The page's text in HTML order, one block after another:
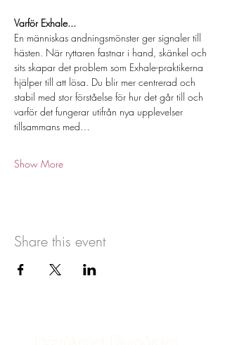
Varför Exhale...
En människas andningsmönster ger signaler till
hästen. När ryttaren fastnar i hand, skänkel och
sits skapar det problem som Exhale-praktikerna
hjälper till att lösa. Du blir mer centrerad och
stabil med stor förståelse för hur det går till och
varför det fungerar utifrån nya upplevelser
tillsammans med…
Show More
Share this event